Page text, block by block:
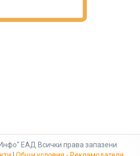
ЕАД Всички права запазени